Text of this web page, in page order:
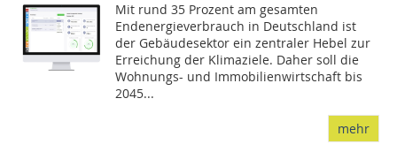
Mit rund 35 Prozent am gesamten
Endenergieverbrauch in Deutschland ist
der Gebäudesektor ein zentraler Hebel zur
Erreichung der Klimaziele. Daher soll die
Wohnungs- und Immobilienwirtschaft bis
2045...
mehr